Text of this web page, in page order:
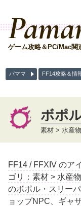
ゲーム攻略＆PC/Mac関
パママ FF14攻略＆情
ボポ
素材 > 水産物
FF14 / FFXIV のア
ゴリ：素材 > 水産
のボポル・スリー
ョップNPC、ギャ